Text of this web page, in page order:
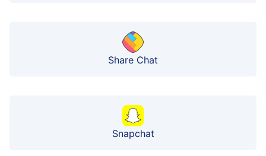
Share Chat
Snapchat